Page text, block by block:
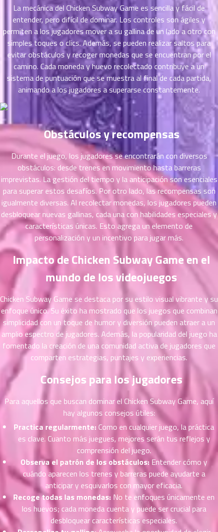
La mecánica del Chicken Subway Game es sencilla y fácil de
entender, pero difícil de dominar. Los controles son ágiles y
permiten a los jugadores mover a su gallina de un lado a otro con
simples toques o clics. Además, se pueden realizar saltos para
evitar obstáculos y recoger monedas que se encuentran por el
camino. Cada moneda y huevo recolectado contribuye a un
sistema de puntuación que se muestra al final de cada partida,
animando a los jugadores a superarse constantemente.
Obstáculos y recompensas
Durante el juego, los jugadores se encontrarán con diversos
obstáculos: desde trenes en movimiento hasta barreras
imprevistas. La gestión del tiempo y la anticipación son esenciales
para superar estos desafíos. Por otro lado, las recompensas son
igualmente diversas. Al recolectar monedas, los jugadores pueden
desbloquear nuevas gallinas, cada una con habilidades especiales y
características únicas. Esto agrega un elemento de
personalización y un incentivo para jugar más.
Impacto de Chicken Subway Game en el
mundo de los videojuegos
Chicken Subway Game se destaca por su estilo visual vibrante y su
enfoque único. Su éxito ha mostrado que los juegos que combinan
simplicidad con un toque de humor y diversión pueden atraer a un
amplio espectro de jugadores. Además, la popularidad del juego ha
fomentado la creación de una comunidad activa de jugadores que
comparten estrategias, puntajes y experiencias.
Consejos para los jugadores
Para aquellos que buscan dominar el Chicken Subway Game, aquí
hay algunos consejos útiles:
Practica regularmente: Como en cualquier juego, la práctica
es clave. Cuanto más juegues, mejores serán tus reflejos y
comprensión del juego.
Observa el patrón de los obstáculos: Entender cómo y
cuándo aparecen los trenes y barreras puede ayudarte a
anticipar y esquivarlos con mayor eficacia.
Recoge todas las monedas: No te enfoques únicamente en
los huevos; cada moneda cuenta y puede ser crucial para
desbloquear características especiales.
ตอน
ม
16
ตอน
ที่
17
ตอน
ที่
18
ตอน
ม
ตอน
ที่
ม
20
ตอน
ที่
21
ตอน
ที่
22
ตอน
ที่
23
ตอน
ที่
24
ตอน
ที่
25
ตอน
26
ตอน
ม
27
ตอน